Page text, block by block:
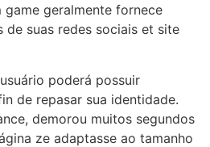
geralmente fornece
suas redes sociais et site
poderá possuir
de repasar sua identidade.
demorou muitos segundos
ze adaptasse ao tamanho